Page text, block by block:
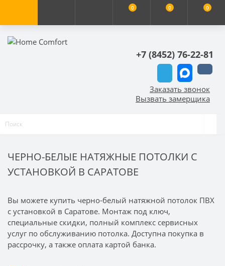
0 0 0
+7 (8452) 76-22-81
Заказать звонок
Вызвать замерщика
ЧЕРНО-БЕЛЫЕ НАТЯЖНЫЕ ПОТОЛКИ С
УСТАНОВКОЙ В САРАТОВЕ
Вы можете купить черно-белый натяжной потолок ПВХ
с установкой в Саратове. Монтаж под ключ,
специальные скидки, полный комплекс сервисных
услуг по обслуживанию потолка. Доступна покупка в
рассрочку, а также оплата картой банка.